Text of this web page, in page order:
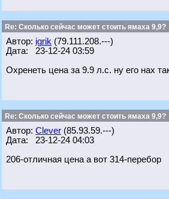
Re: Сколько сейчас может стоить ямаха 9,9?
Автор: igrik (79.111.208.---)
Дата: 23-12-24 03:59
Охренеть цена за 9.9 л.с. ну его нах
Re: Сколько сейчас может стоить ямаха 9,9?
Автор: Clever (85.93.59.---)
Дата: 23-12-24 04:03
206-отличная цена а вот 314-перебор